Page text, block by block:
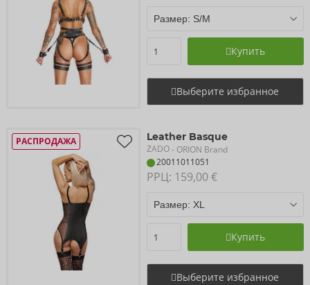
Купить
Выберите избранное
РАСПРОДАЖА Leather Basque
ZADO- ORION Brand
20011011051
РРЦ: 159,00 €
Купить
Выберите избранное